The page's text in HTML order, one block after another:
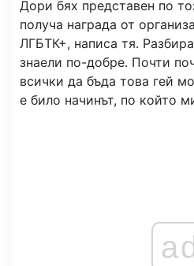
Дори бях представен по
получа награда от
ЛГБТК+, написа тя.
знаели по-добре. Почти
всички да бъда това гей
е било начинът, по който